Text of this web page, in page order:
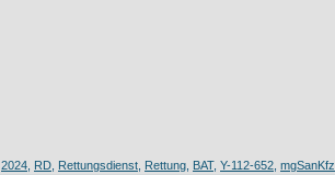
2024 RD Rettungsdienst Rettung BAT, Y-112-652 mgSanKfz